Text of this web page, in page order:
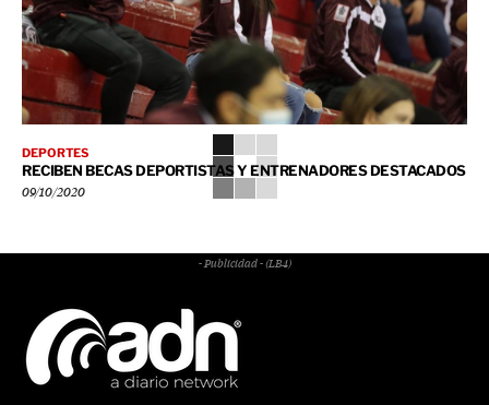
DEPORTES
RECIBEN BECAS DEPORTISTAS Y ENTRENADORES DESTACADOS
09/10/2020
- Publicidad - (LB4)